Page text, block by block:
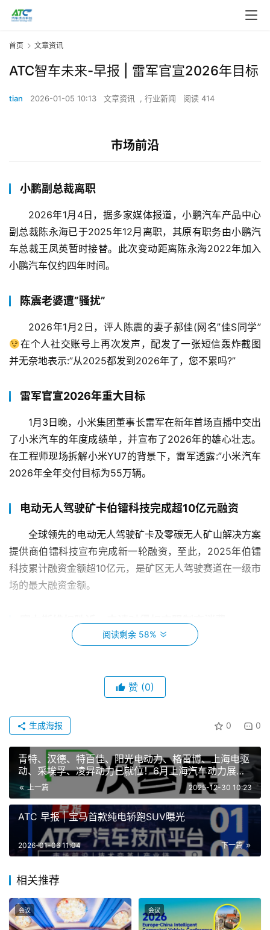
首页 文章资讯
ATC智车未来-早报 | 雷军官宣2026年目标
tian 2026-01-05 10:13 文章资讯 , 行业新闻 阅读 414
市场前沿
小鹏副总裁离职
2026年1月4日，据多家媒体报道，小鹏汽车产品中心
副总裁陈永海已于2025年12月离职，其原有职务由小鹏汽
车总裁王凤英暂时接替。此次变动距离陈永海2022年加入
小鹏汽车仅约四年时间。
陈震老婆遭”骚扰”
2026年1月2日，评人陈震的妻子郝佳(网名”佳S同学”
在个人社交账号上再次发声，配发了一张短信轰炸截图
并无奈地表示:”从2025都发到2026年了，您不累吗?”
雷军官宣2026年重大目标
1月3日晚，小米集团董事长雷军在新年首场直播中交出
了小米汽车的年度成绩单，并宣布了2026年的雄心壮志。
在工程师现场拆解小米YU7的背景下，雷军透露:”小米汽车
2026年全年交付目标为55万辆。
电动无人驾驶矿卡伯镭科技完成超10亿元融资
全球领先的电动无人驾驶矿卡及零碳无人矿山解决方案
提供商伯镭科技宣布完成新一轮融资，至此，2025年伯镭
科技累计融资金额超10亿元，是矿区无人驾驶赛道在一级市
场的最大融资金额。
赛力斯维权胜诉，申请对侵权方限制高消费
近日，赛力斯汽车有限公司起诉杨某一案更新，因被告
取限制消费措施。案件流程显示，此前杨某因此案被执行
广汽本田已完成收购东风本田发动机公司
近日，原东风本田发动机有限公司发生工商变更，东风
集团股份等退出股东行列，新增广汽本田汽车有限公司为全
资股东，同时企业名称变更为广汽本田发动机有限公司。
至高150美元，特斯拉Robotaxi或加收清洁费，网
友吵翻天了
据海外社交平台博主SawyerMerritt的爆料:特斯拉不仅计划
对无人出租车收取清洁费，还玩起了「阶梯定价」按车内脏
乱程度分两档收费，50美元起步，重度脏污直接飙到150美
阅读剩余 58%
赞 (0)
0 0
生成海报
青特、汉德、特百佳、阳光电动力、格雷博、上海电驱
动、采埃孚、凌昇动力已就位！6月上海汽车动力展，3
天锁定全年核心客户！
上一篇 2025-12-30 10:23
ATC 早报 | 宝马首款纯电轿跑SUV曝光
下一篇
2026-01-06 11:04
相关推荐
会议 会议